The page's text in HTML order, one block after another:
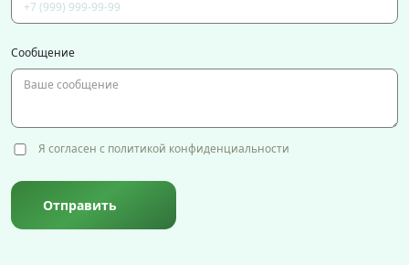
Сообщение
Я согласен с политикой конфиденциальности
Отправить